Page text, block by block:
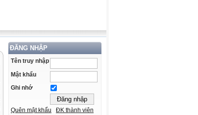
ĐĂNG NHẬP
Tên truy nhập
Mật khẩu
Ghi nhớ
Quên mật khẩu ĐK thành viên